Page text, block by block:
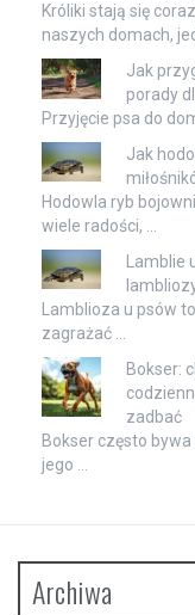
Króliki stają się
naszych domach,
Jak
porady
Przyjęcie psa do
Jak
Hodowla ryb
wiele radości, …
Lamblie
Lamblioza u psów
zagrażać …
Bokser:
zadbać
Bokser często
jego …
Archiwa